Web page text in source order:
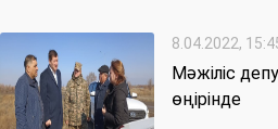
8.04.2022,
Мәжіліс
өңірінде